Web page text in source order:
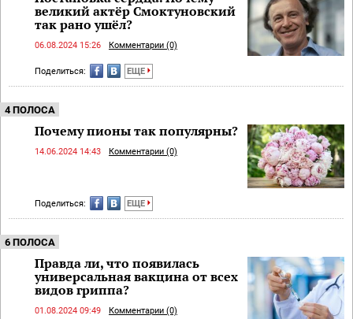
великий актёр Смоктуновский
так рано ушёл?
06.08.2024 15:26 Комментарии (0)
Поделиться: ЕЩЕ
4 ПОЛОСА
Почему пионы так популярны?
14.06.2024 14:43 Комментарии (0)
Поделиться: ЕЩЕ
6 ПОЛОСА
Правда ли, что появилась
универсальная вакцина от всех
видов гриппа?
01.08.2024 09:49 Комментарии (0)